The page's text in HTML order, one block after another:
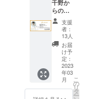
千野か
らの個
別のお
礼メッ
セージ
・ス
テッ
カー ・
Ashiras
eオリジ
ナルT
シャツ
支援
者：
13人
お届
け予
定：
2023
年03
月
こ
の
リ
タ
ー